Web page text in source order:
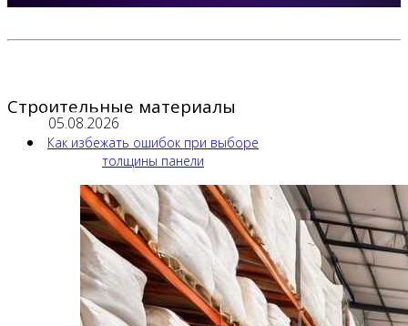
Строительные материалы
05.08.2026
Как избежать ошибок при выборе
толщины панели